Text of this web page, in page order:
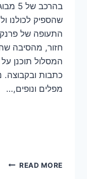
התעופה של
חזור, מהסיבה
המסלול תוכנן על
כתבות ובקבוצה.
מפלים ונופים,…
READ MORE
8